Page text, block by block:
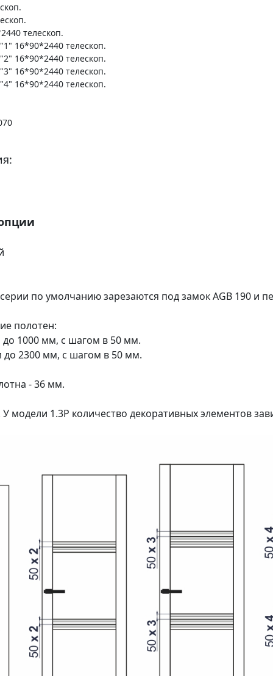
телескоп.
16*90*2440 телескоп.
16*90*2440 телескоп.
16*90*2440 телескоп.
16*90*2440 телескоп.
по умолчанию зарезаются под замок AGB 190 и
полотен:
1000 мм, с шагом в 50 мм.
до 2300 мм, с шагом в 50 мм.
- 36 мм.
модели 1.3P количество декоративных элементов